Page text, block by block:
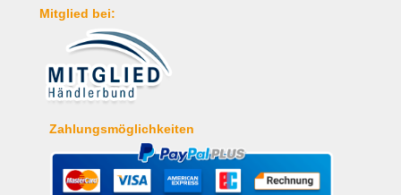
Mitglied bei:
Zahlungsmöglichkeiten